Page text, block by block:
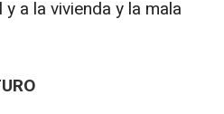
a la vivienda y la mala